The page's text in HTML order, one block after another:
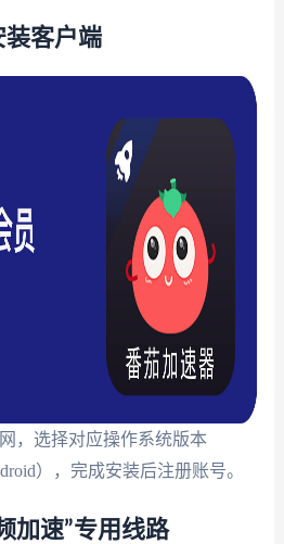
装客户端
，选择对应操作系统版本
），完成安装后注册账号。
加速”专用线路